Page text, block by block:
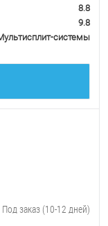
8.8
9.8
системы
Под заказ (10-12 дней)